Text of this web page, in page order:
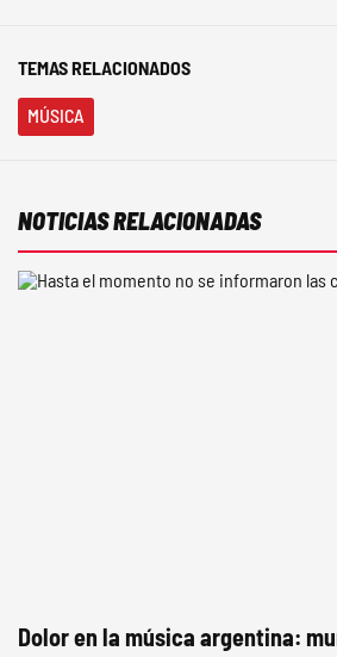
TEMAS RELACIONADOS
MÚSICA
NOTICIAS RELACIONADAS
Dolor en la música argentina: